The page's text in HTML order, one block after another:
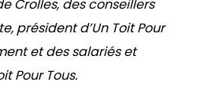
Crolles, des conseillers
président d’Un Toit Pour
et des salariés et
Pour Tous.